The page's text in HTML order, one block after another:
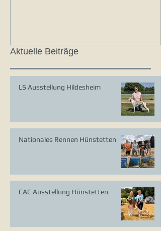
Aktuelle Beiträge
LS Ausstellung Hildesheim
Nationales Rennen Hünstetten
CAC Ausstellung Hünstetten